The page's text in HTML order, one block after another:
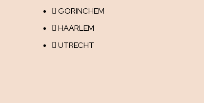
GORINCHEM
HAARLEM
UTRECHT